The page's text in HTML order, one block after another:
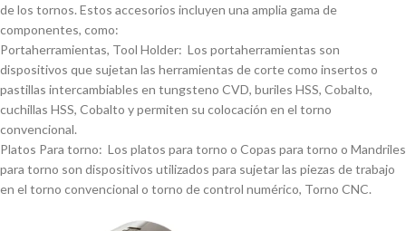
de los tornos. Estos accesorios incluyen una amplia gama de
componentes, como:
Portaherramientas, Tool Holder: Los portaherramientas son
dispositivos que sujetan las herramientas de corte como insertos o
pastillas intercambiables en tungsteno CVD, buriles HSS, Cobalto,
cuchillas HSS, Cobalto y permiten su colocación en el torno
convencional.
Platos Para torno: Los platos para torno o Copas para torno o Mandriles
para torno son dispositivos utilizados para sujetar las piezas de trabajo
en el torno convencional o torno de control numérico, Torno CNC.